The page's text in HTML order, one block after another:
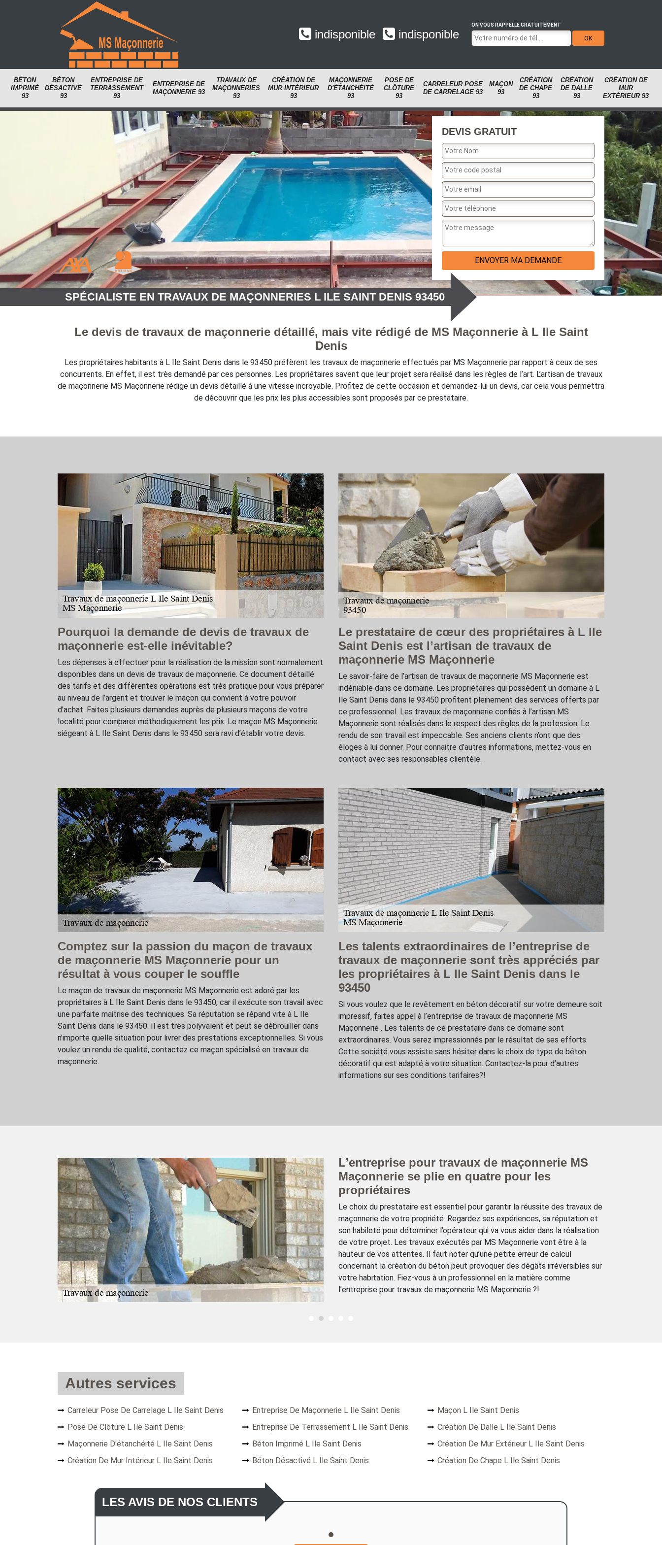
indisponible indisponible
ON VOUS RAPPELLE GRATUITEMENT
BÉTON
IMPRIMÉ
93
BÉTON
DÉSACTIVÉ
93
ENTREPRISE DE
TERRASSEMENT
93
ENTREPRISE DE
MAÇONNERIE 93
TRAVAUX DE
MAÇONNERIES
93
CRÉATION DE
MUR INTÉRIEUR
93
MAÇONNERIE
D'ÉTANCHÉITÉ
93
POSE DE
CLÔTURE
93
CARRELEUR POSE
DE CARRELAGE 93
MAÇON
93
CRÉATION
DE CHAPE
93
CRÉATION
DE DALLE
93
CRÉATION DE
MUR
EXTÉRIEUR 93
DEVIS GRATUIT
SPÉCIALISTE EN TRAVAUX DE MAÇONNERIES L ILE SAINT DENIS 93450
Le devis de travaux de maçonnerie détaillé, mais vite rédigé de MS Maçonnerie à L Ile Saint
Denis
Les propriétaires habitants à L Ile Saint Denis dans le 93450 préfèrent les travaux de maçonnerie effectués par MS Maçonnerie par rapport à ceux de ses
concurrents. En effet, il est très demandé par ces personnes. Les propriétaires savent que leur projet sera réalisé dans les règles de l’art. L’artisan de travaux
de maçonnerie MS Maçonnerie rédige un devis détaillé à une vitesse incroyable. Profitez de cette occasion et demandez-lui un devis, car cela vous permettra
de découvrir que les prix les plus accessibles sont proposés par ce prestataire.
Pourquoi la demande de devis de travaux de
maçonnerie est-elle inévitable?
Les dépenses à effectuer pour la réalisation de la mission sont normalement
disponibles dans un devis de travaux de maçonnerie. Ce document détaillé
des tarifs et des différentes opérations est très pratique pour vous préparer
au niveau de l’argent et trouver le maçon qui convient à votre pouvoir
d’achat. Faites plusieurs demandes auprès de plusieurs maçons de votre
localité pour comparer méthodiquement les prix. Le maçon MS Maçonnerie
siégeant à L Ile Saint Denis dans le 93450 sera ravi d’établir votre devis.
Le prestataire de cœur des propriétaires à L Ile
Saint Denis est l’artisan de travaux de
maçonnerie MS Maçonnerie
Le savoir-faire de l’artisan de travaux de maçonnerie MS Maçonnerie est
indéniable dans ce domaine. Les propriétaires qui possèdent un domaine à L
Ile Saint Denis dans le 93450 profitent pleinement des services offerts par
ce professionnel. Les travaux de maçonnerie confiés à l’artisan MS
Maçonnerie sont réalisés dans le respect des règles de la profession. Le
rendu de son travail est impeccable. Ses anciens clients n’ont que des
éloges à lui donner. Pour connaitre d’autres informations, mettez-vous en
contact avec ses responsables clientèle.
Comptez sur la passion du maçon de travaux
de maçonnerie MS Maçonnerie pour un
résultat à vous couper le souffle
Le maçon de travaux de maçonnerie MS Maçonnerie est adoré par les
propriétaires à L Ile Saint Denis dans le 93450, car il exécute son travail avec
une parfaite maitrise des techniques. Sa réputation se répand vite à L Ile
Saint Denis dans le 93450. Il est très polyvalent et peut se débrouiller dans
n’importe quelle situation pour livrer des prestations exceptionnelles. Si vous
voulez un rendu de qualité, contactez ce maçon spécialisé en travaux de
maçonnerie.
Les talents extraordinaires de l’entreprise de
travaux de maçonnerie sont très appréciés par
les propriétaires à L Ile Saint Denis dans le
93450
Si vous voulez que le revêtement en béton décoratif sur votre demeure soit
impressif, faites appel à l’entreprise de travaux de maçonnerie MS
Maçonnerie . Les talents de ce prestataire dans ce domaine sont
extraordinaires. Vous serez impressionnés par le résultat de ses efforts.
Cette société vous assiste sans hésiter dans le choix de type de béton
décoratif qui est adapté à votre situation. Contactez-la pour d’autres
informations sur ses conditions tarifaires?!
L’entreprise pour travaux de maçonnerie MS
Maçonnerie se plie en quatre pour les
propriétaires
Le choix du prestataire est essentiel pour garantir la réussite des travaux de
maçonnerie de votre propriété. Regardez ses expériences, sa réputation et
son habileté pour déterminer l’opérateur qui va vous aider dans la réalisation
de votre projet. Les travaux exécutés par MS Maçonnerie vont être à la
hauteur de vos attentes. Il faut noter qu’une petite erreur de calcul
concernant la création du béton peut provoquer des dégâts irréversibles sur
votre habitation. Fiez-vous à un professionnel en la matière comme
l’entreprise pour travaux de maçonnerie MS Maçonnerie ?!
Autres services
Carreleur Pose De Carrelage L Ile Saint Denis
Pose De Clôture L Ile Saint Denis
Maçonnerie D'étanchéité L Ile Saint Denis
Création De Mur Intérieur L Ile Saint Denis
Entreprise De Maçonnerie L Ile Saint Denis
Entreprise De Terrassement L Ile Saint Denis
Béton Imprimé L Ile Saint Denis
Béton Désactivé L Ile Saint Denis
Maçon L Ile Saint Denis
Création De Dalle L Ile Saint Denis
Création De Mur Extérieur L Ile Saint Denis
Création De Chape L Ile Saint Denis
LES AVIS DE NOS CLIENTS